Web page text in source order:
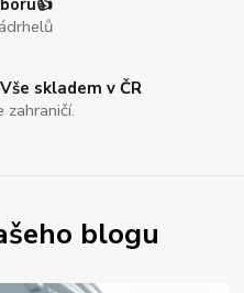
skladem v ČR
zahraničí.
blogu